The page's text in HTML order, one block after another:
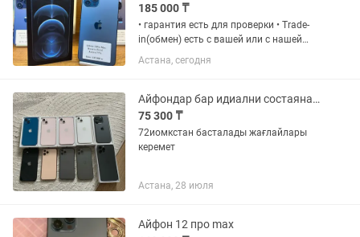
185 000 ₸
• гарантия есть для проверки • Trade-
in(обмен) есть с вашей или с нашей
доплатой Наш адрес: Г.Астана Ул
Жанкент 96 Брайт Маркет для точной
работы с 10:00 до 00;00...
Астана, сегодня
Айфондар бар идиални состаяна 11 12 13 12пр про макс 15про
75 300 ₸
72иомкстан басталады жағлайлары
керемет
Астана, 28 июля
Айфон 12 про max